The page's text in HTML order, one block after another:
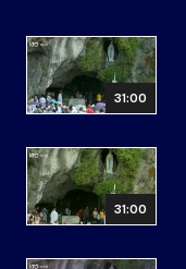
31:00
31:00